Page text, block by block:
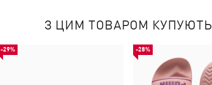
З ЦИМ ТОВАРОМ КУПУЮТЬ
-29% -28%